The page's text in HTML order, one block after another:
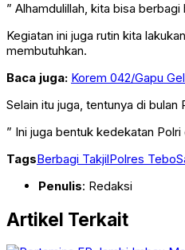
” Alhamdulillah, kita bisa
Kegiatan ini juga rutin kita
membutuhkan.
Baca juga: Korem 042/Gapu
Selain itu juga, tentunya di
” Ini juga bentuk kedekatan
TagsBerbagi TakjilPolres Tebo
Penulis: Redaksi
Artikel Terkait